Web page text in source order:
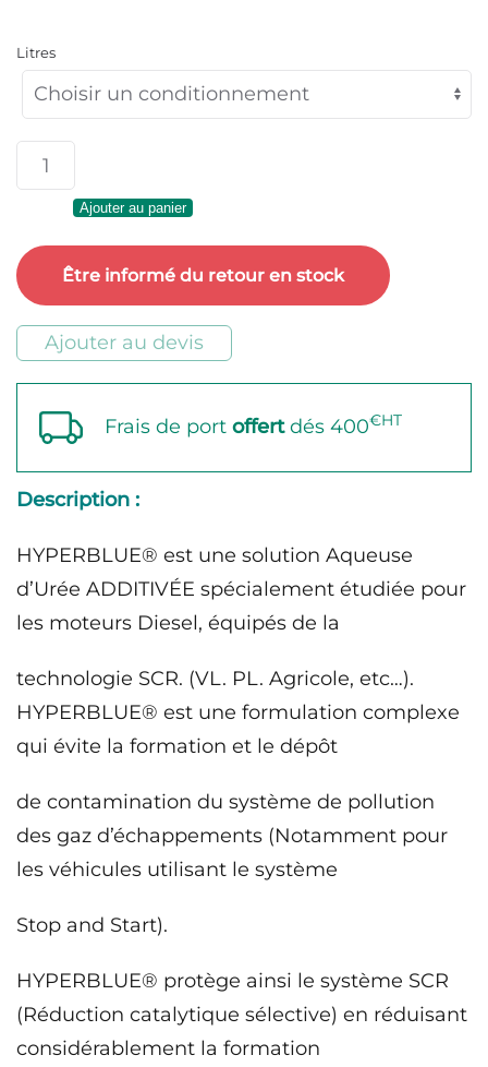
Litres
quantité
de
AdBlue
Additivé
Ajouter au panier
Être informé du retour en stock
Ajouter au devis
Frais de port offertdés 400€HT
Description :
HYPERBLUE® est une solution Aqueuse
d’Urée ADDITIVÉE spécialement étudiée pour
les moteurs Diesel, équipés de la
technologie SCR. (VL. PL. Agricole, etc…).
HYPERBLUE® est une formulation complexe
qui évite la formation et le dépôt
de contamination du système de pollution
des gaz d’échappements (Notamment pour
les véhicules utilisant le système
Stop and Start).
HYPERBLUE® protège ainsi le système SCR
(Réduction catalytique sélective) en réduisant
considérablement la formation